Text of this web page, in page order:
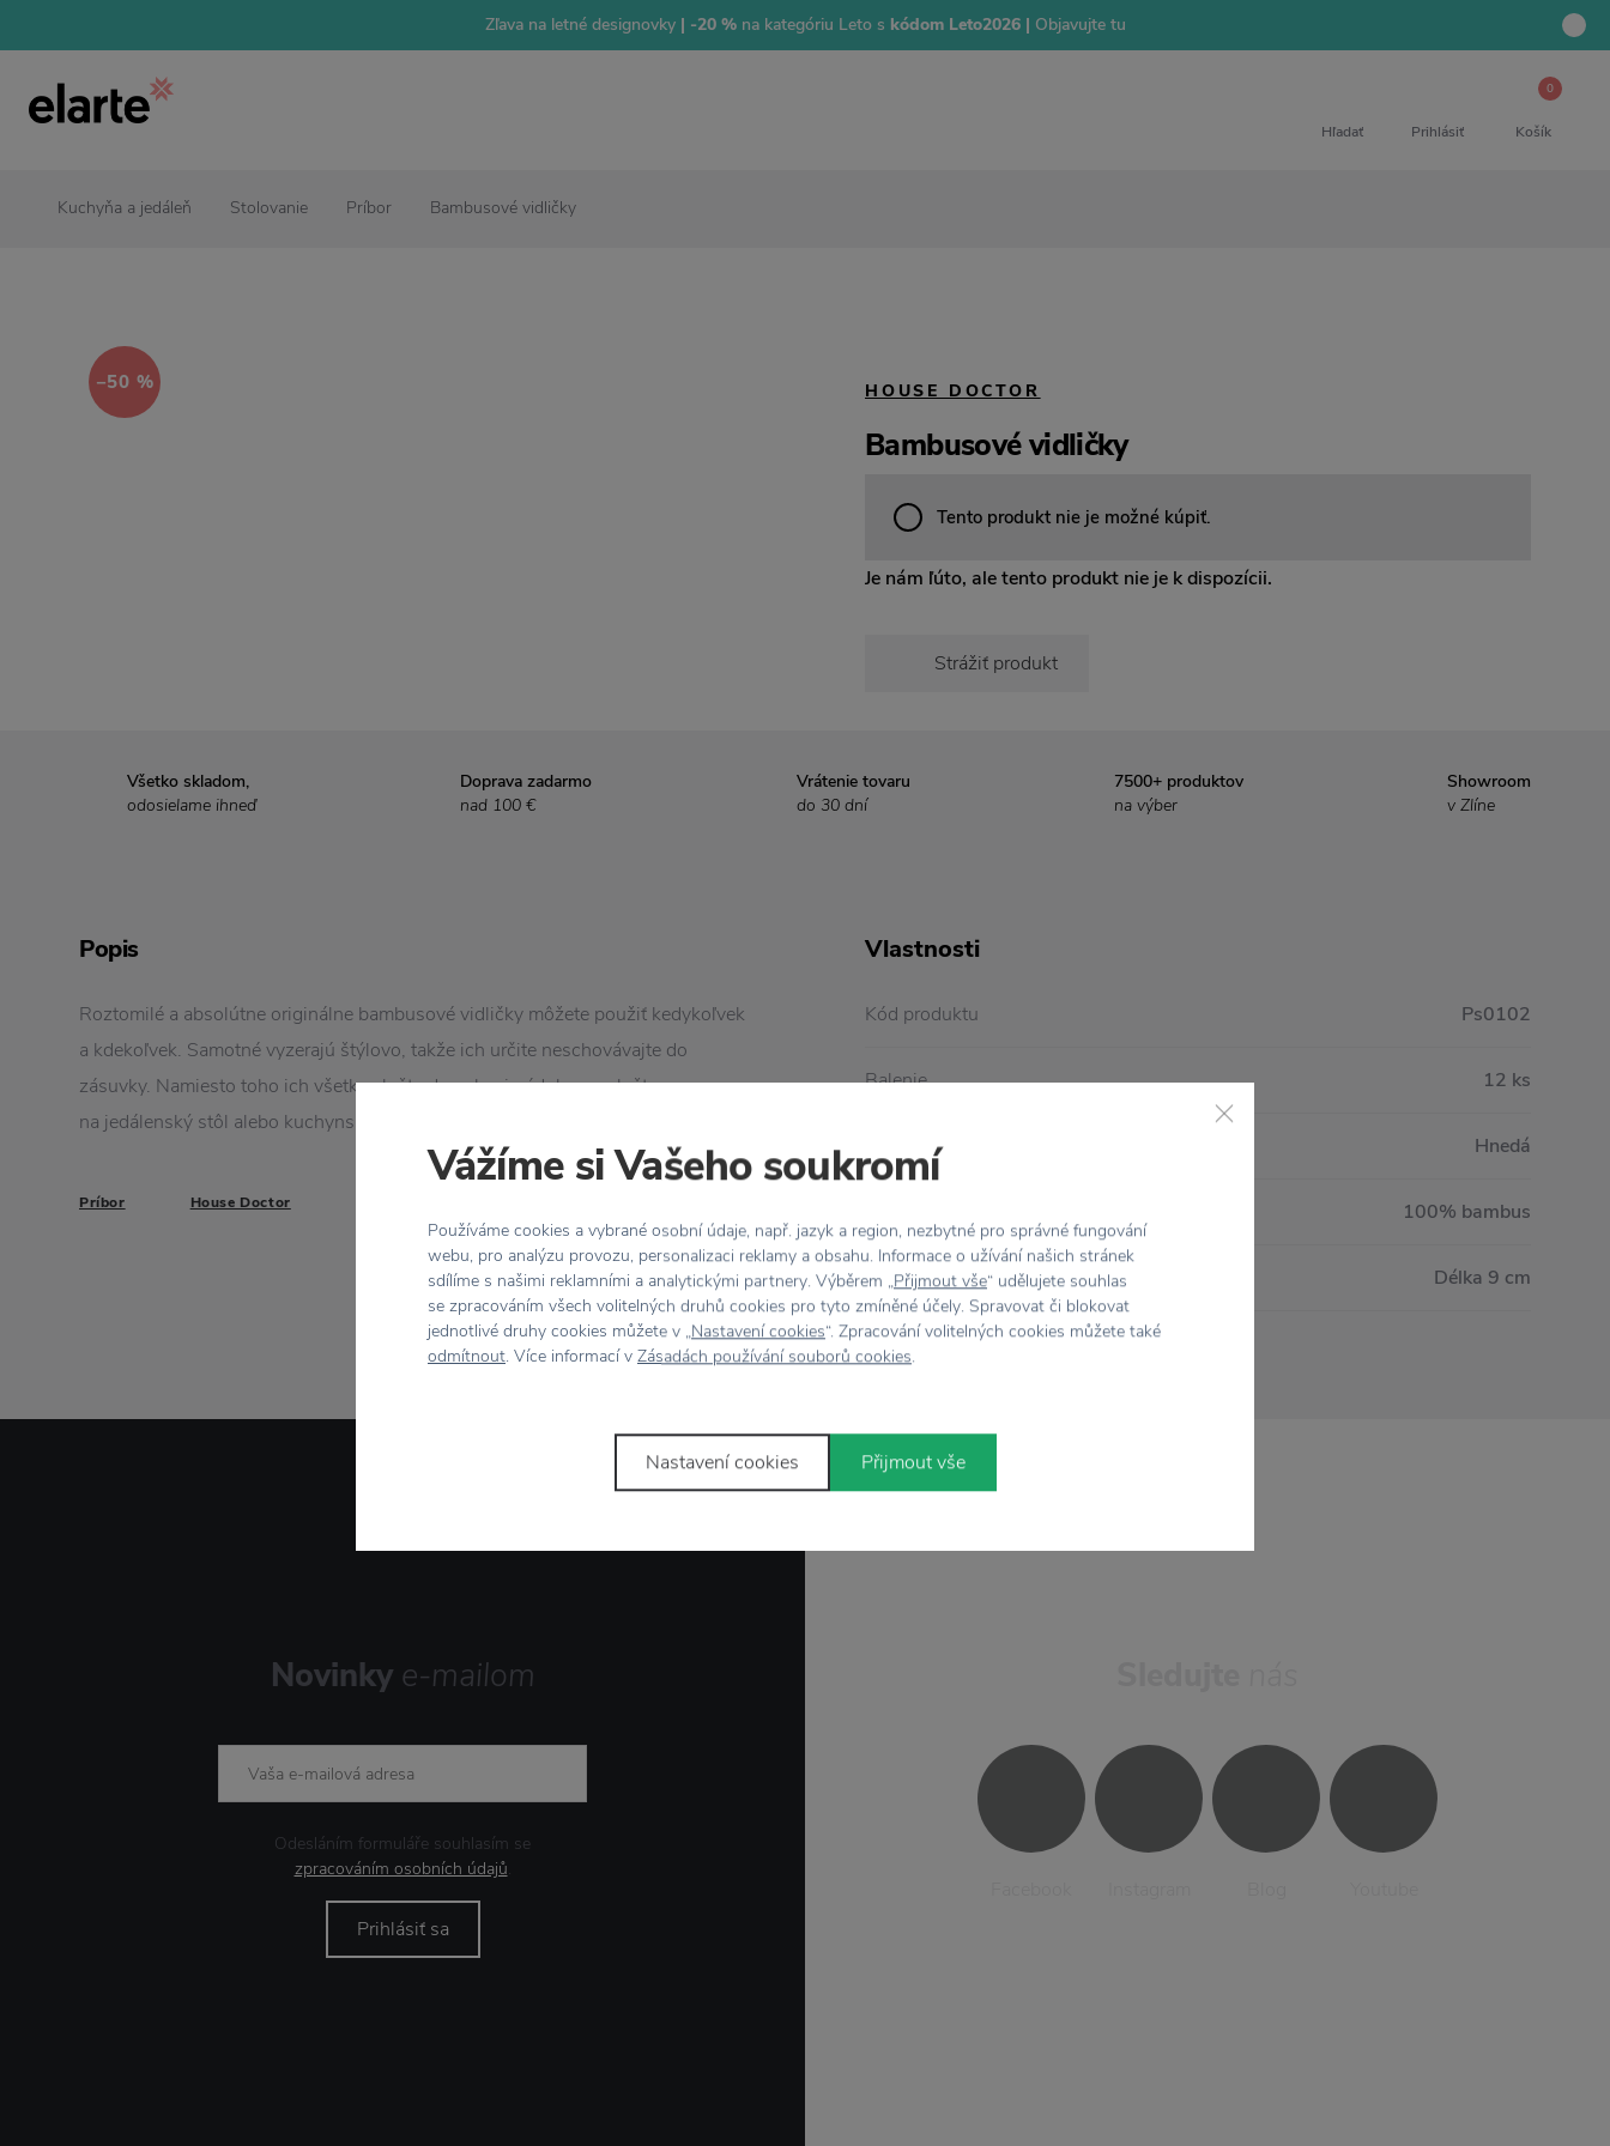
Zľava na letné designovky| -20 % na kategóriu Leto s kódom Leto2026 | Objavujte tu
Hľadať Prihlásiť
0
Košík
Kuchyňa a jedáleň Stolovanie Príbor Bambusové vidličky
−50 % HOUSE DOCTOR
Bambusové vidličky
Tento produkt nie je možné kúpiť.
Je nám ľúto, ale tento produkt nie je k dispozícii.
Strážiť produkt
Všetko skladom,
odosielame ihneď
Doprava zadarmo
nad 100 €
Vrátenie tovaru
do 30 dní
7500+ produktov
na výber
Showroom
v Zlíne
Popis
Roztomilé a absolútne originálne bambusové vidličky môžete použiť kedykoľvek
a kdekoľvek. Samotné vyzerajú štýlovo, takže ich určite neschovávajte do
zásuvky. Namiesto toho ich všetky vložte do peknej nádoby a položte
na jedálenský stôl alebo kuchynskú linku. Balenie: 12 kusov. Dĺžka 9 cm.
Príbor House Doctor
Vlastnosti
Kód produktu Ps0102
Balenie 12 ks
Hnedá
100% bambus
Rozmer Délka 9 cm
Novinky e-mailom
Odesláním formuláře souhlasím se
zpracováním osobních údajů.
Prihlásiť sa
Vážíme si Vašeho soukromí
Používáme cookies a vybrané osobní údaje, např. jazyk a region, nezbytné pro správné fungování
webu, pro analýzu provozu, personalizaci reklamy a obsahu. Informace o užívání našich stránek
sdílíme s našimi reklamními a analytickými partnery. Výběrem „Přijmout vše“ udělujete souhlas
se zpracováním všech volitelných druhů cookies pro tyto zmíněné účely. Spravovat či blokovat
jednotlivé druhy cookies můžete v „Nastavení cookies“. Zpracování volitelných cookies můžete také
odmítnout. Více informací v Zásadách používání souborů cookies.
Nastavení cookies Přijmout vše